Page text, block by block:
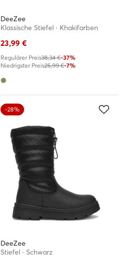
DeeZee
Klassische Stiefel · Khakifarben
23,99 €
Regulärer Preis38,34 €-37%
Niedrigster Preis25,99 €-7%
-28%
DeeZee
Stiefel · Schwarz